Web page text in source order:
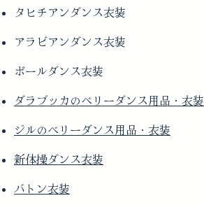
タヒチアンダンス衣装
アラビアンダンス衣装
ポールダンス衣装
ダラブッカのベリーダンス用品・衣装
ジルのベリーダンス用品・衣装
新体操ダンス衣装
バトン衣装